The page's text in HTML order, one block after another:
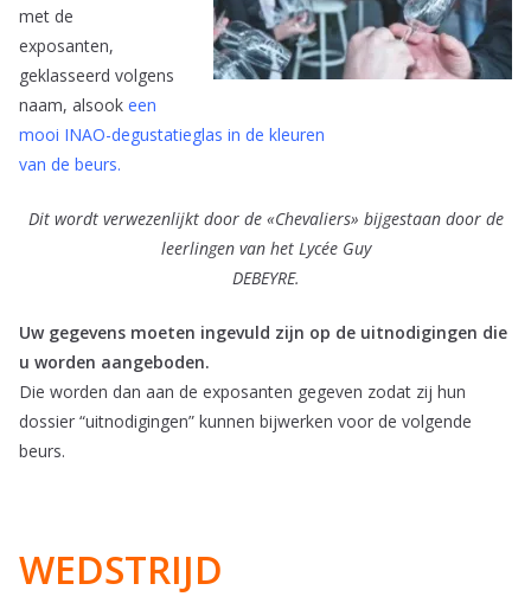
met de
exposanten,
geklasseerd volgens
naam, alsook een
mooi INAO-degustatieglas in de kleuren
van de beurs.
Dit wordt verwezenlijkt door de «Chevaliers» bijgestaan door de
leerlingen van het Lycée Guy
DEBEYRE.
Uw gegevens moeten ingevuld zijn op de uitnodigingen die
u worden aangeboden.
Die worden dan aan de exposanten gegeven zodat zij hun
dossier “uitnodigingen” kunnen bijwerken voor de volgende
beurs.
WEDSTRIJD